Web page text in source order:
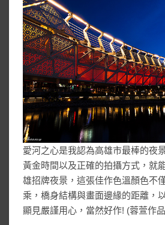
愛河之心是我認為高雄市最棒的夜
黃金時間以及正確的拍攝方式，就
雄招牌夜景，這張佳作色溫顏色不
乘，橋身結構與畫面邊緣的距離，
顯見嚴謹用心，當然好作! (蓉萱作